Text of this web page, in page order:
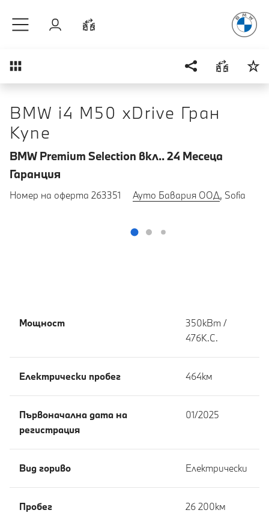
Вход
Преглед
BMW i4 M50 xDrive Гран
Купе
BMW Premium Selection вкл.. 24 Mесеца
Гаранция
Номер на оферта 263351 Ауто Бавария ООД, Sofia
Мощност
350кВт /
476К.С.
Eлектрически пробег 464км
Първоначална дата на
регистрация
01/2025
Вид гориво Електрически
Пробег 26 200км